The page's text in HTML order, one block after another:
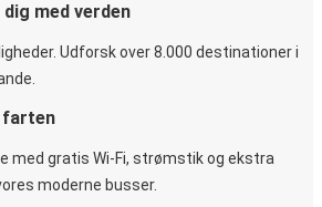
med verden
Udforsk over 8.000 destinationer i
farten
med gratis Wi-Fi, strømstik og ekstra
moderne busser.